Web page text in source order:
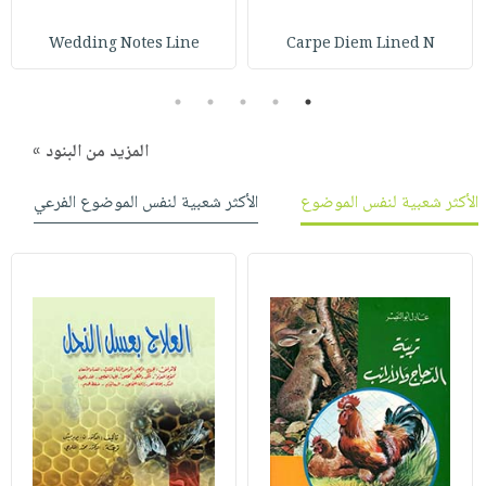
Carpe Diem Lined N
Wedding Notes Line
1
2
3
4
5
المزيد من البنود »
الأكثر شعبية لنفس الموضوع
الأكثر شعبية لنفس الموضوع الفرعي